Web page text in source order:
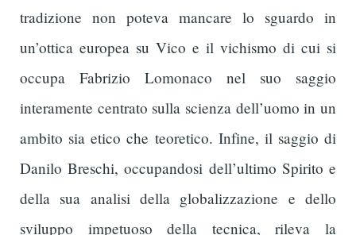
tradizione non poteva mancare lo sguardo in
un’ottica europea su Vico e il vichismo di cui si
occupa Fabrizio Lomonaco nel suo saggio
interamente centrato sulla scienza dell’uomo in un
ambito sia etico che teoretico. Infine, il saggio di
Danilo Breschi, occupandosi dell’ultimo Spirito e
della sua analisi della globalizzazione e dello
sviluppo impetuoso della tecnica, rileva la